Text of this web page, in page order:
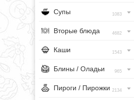
Супы 1083
Вторые блюда 4682
Каши 1543
Блины / Оладьи 965
Пироги / Пирожки 2134